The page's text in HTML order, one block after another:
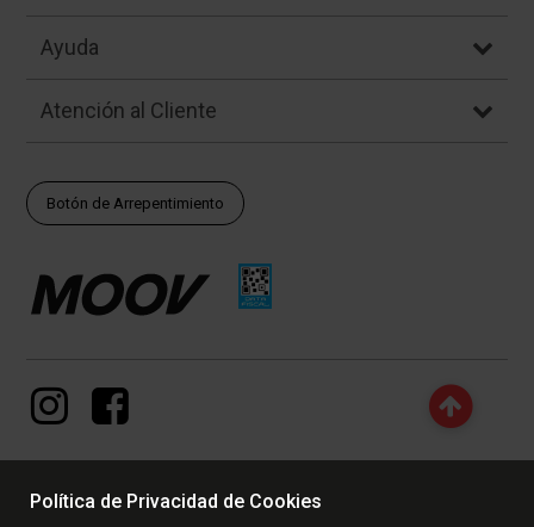
Ayuda
Atención al Cliente
Botón de Arrepentimiento
Política de Privacidad de Cookies